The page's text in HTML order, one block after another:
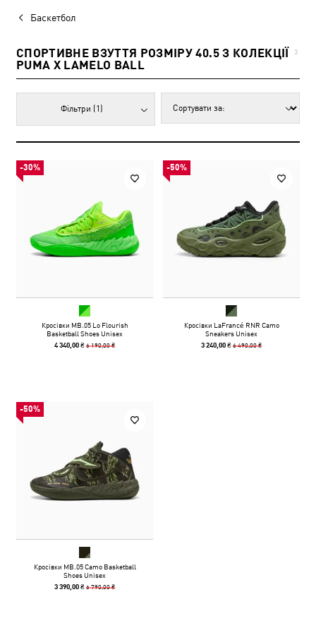
Баскетбол
СПОРТИВНЕ ВЗУТТЯ РОЗМІРУ 40.5 З КОЛЕКЦІЇ
PUMA X LAMELO BALL
3
Фільтри (1)
-30%
Кросівки MB.05 Lo Flourish
Basketball Shoes Unisex
4 340,00 ₴6 190,00 ₴
-50%
Кросівки LaFrancé RNR Camo
Sneakers Unisex
3 240,00 ₴6 490,00 ₴
-50%
Кросівки MB.05 Camo Basketball
Shoes Unisex
3 390,00 ₴6 790,00 ₴